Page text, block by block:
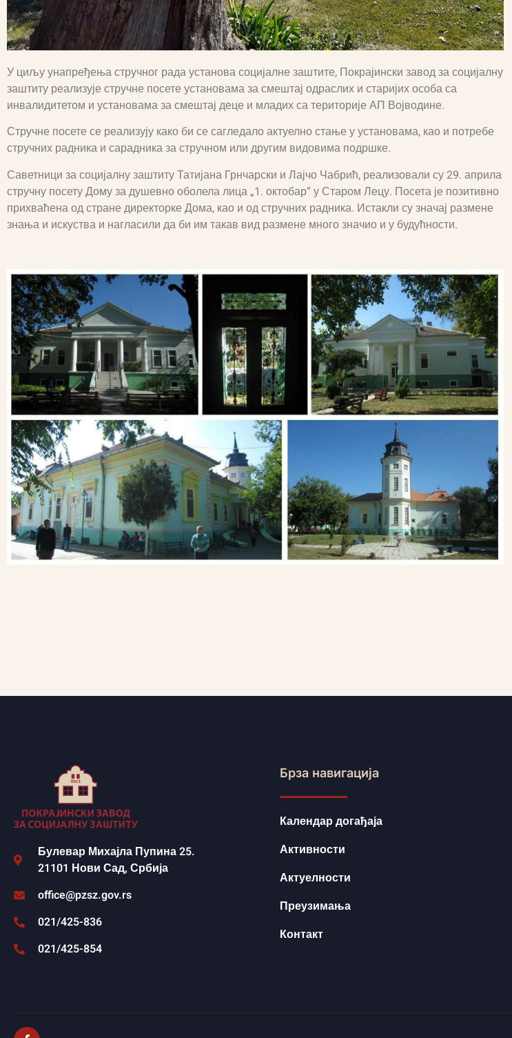
У циљу унапређења стручног рада установа социјалне заштите, Покрајински завод за социјалну
заштиту реализује стручне посете установама за смештај одраслих и старијих особа са
инвалидитетом и установама за смештај деце и младих са територије АП Војводине.
Стручне посете се реализују како би се сагледало актуелно стање у установама, као и потребе
стручних радника и сарадника за стручном или другим видовима подршке.
Саветници за социјалну заштиту Татијана Грнчарски и Лајчо Чабрић, реализовали су 29. априла
стручну посету Дому за душевно оболела лица „1. октобар“ у Старом Лецу. Посета је позитивно
прихваћена од стране директорке Дома, као и од стручних радника. Истакли су значај размене
знања и искуства и нагласили да би им такав вид размене много значио и у будућности.
Булевар Михајла Пупина 25.
21101 Нови Сад, Србија
office@pzsz.gov.rs
021/425-836
021/425-854
Брза навигација
Календар догађаја
Активности
Актуелности
Преузимања
Контакт